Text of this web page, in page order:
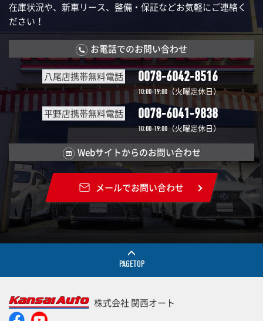
在庫状況や、新車リース、整備・保証などお気軽にご連絡く
ださい！
お電話でのお問い合わせ
八尾店携帯無料電話 0078-6042-8516
10:00-19:00 （火曜定休日）
平野店携帯無料電話 0078-6041-9838
10:00-19:00（火曜定休日）
Webサイトからのお問い合わせ
メールでお問い合わせ
PAGETOP
株式会社 関西オート